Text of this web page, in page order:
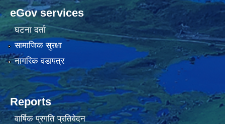
eGov services
घटना दर्ता
सामाजिक सुरक्षा
नागरिक वडापत्र
Reports
वार्षिक प्रगति प्रतिवेदन